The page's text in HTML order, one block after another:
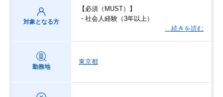
対象となる方
【必須（MUST）】
・社会人経験（3年以上）
…続きを読む
勤務地
東京都